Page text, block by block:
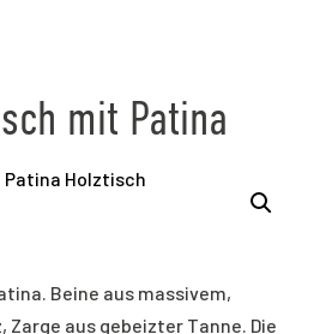
mit Patina
Beine aus massivem,
aus gebeizter Tanne. Die